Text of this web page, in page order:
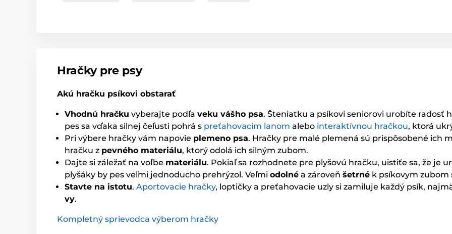
Hračky pre psy
Akú hračku psíkovi obstarať
Vhodnú hračku vyberajte podľa veku vášho psa. Šteniatku a psíkovi seniorovi urobíte radosť
pes sa vďaka silnej čeľusti pohrá s preťahovacím lanom alebo interaktívnou hračkou, ktorá
Pri výbere hračky vám napovie plemeno psa. Hračky pre malé plemená sú prispôsobené ich
hračku z pevného materiálu, ktorý odolá ich silným zubom.
Dajte si záležať na voľbe materiálu. Pokiaľ sa rozhodnete pre plyšovú hračku, uistiťe sa, že je
plyšáky by pes veľmi jednoducho prehrýzol. Veľmi odolné a zároveň šetrné k psíkovym zubom
Stavte na istotu. Aportovacie hračky, loptičky a preťahovacie uzly si zamiluje každý psík,
vy.
Kompletný sprievodca výberom hračky